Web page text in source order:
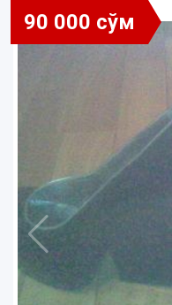
90 000 сўм